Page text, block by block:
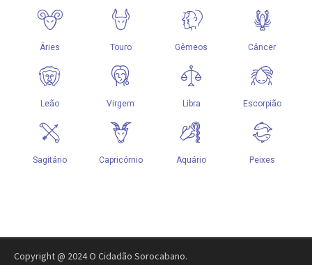
Copyright @ 2024 O Cidadão Sorocabano.